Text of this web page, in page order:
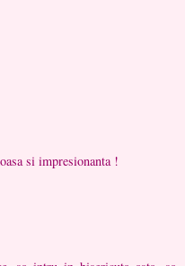
si impresionanta !